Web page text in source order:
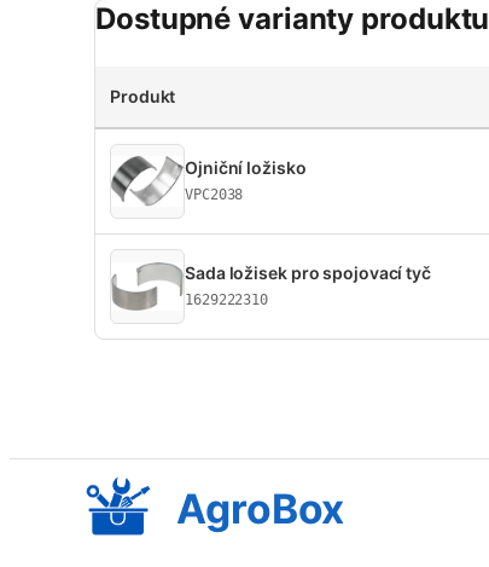
Dostupné varianty produktu
Produkt
Ojniční ložisko
VPC2038
Sada ložisek pro spojovací tyč
1629222310
AgroBox